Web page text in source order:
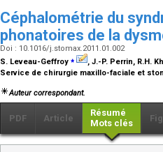
Céphalométrie du
phonatoires de la
Doi : 10.1016/j.stomax.2011.01.002
S. Leveau-Geffroy ⁎
, J.-P. Perrin, R.H.
Service de chirurgie maxillo-faciale et
Auteur correspondant.
PDF Article
Résumé
Mots clés